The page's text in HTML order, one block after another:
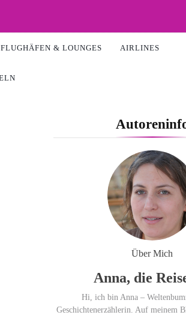
FLUGHÄFEN & LOUNGES AIRLINES
Über Mich
Anna, die
Hi, ich bin Anna –
Geschichtenerzählerin. Auf meinem